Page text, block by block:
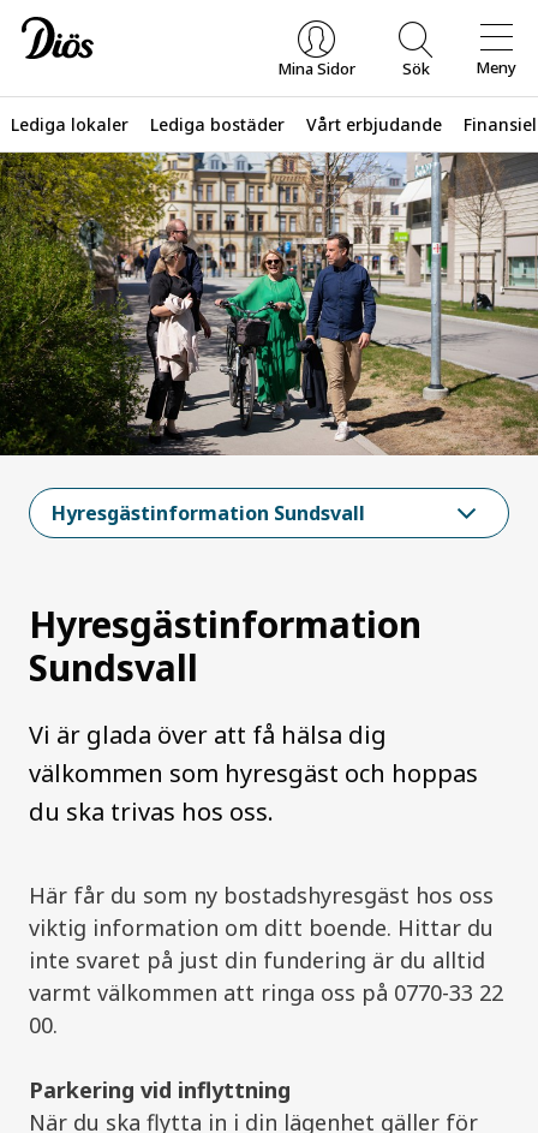
Mina Sidor Sök Meny
Lediga lokaler Lediga bostäder Vårt erbjudande
Vad letar du efter?
Hyresgästinformation Sundsvall
Hyresgästinformation
Sundsvall
Vi är glada över att få hälsa dig
välkommen som hyresgäst och hoppas
du ska trivas hos oss.
Här får du som ny bostadshyresgäst hos oss
viktig information om ditt boende. Hittar du
inte svaret på just din fundering är du alltid
varmt välkommen att ringa oss på 0770-33 22
00.
Parkering vid inflyttning
När du ska flytta in i din lägenhet gäller för